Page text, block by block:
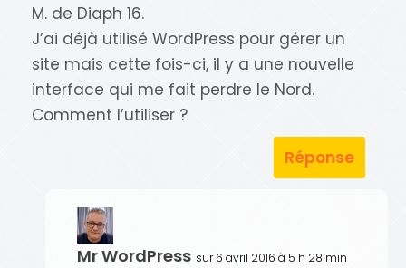
M. de Diaph 16.
J’ai déjà utilisé WordPress pour gérer un
site mais cette fois-ci, il y a une nouvelle
interface qui me fait perdre le Nord.
Comment l’utiliser ?
Réponse
Mr WordPress sur 6 avril 2016 à 5 h 28 min